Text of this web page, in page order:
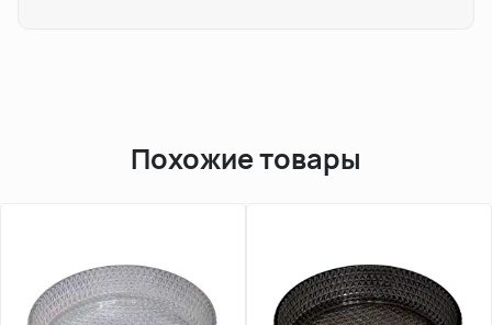
Похожие товары